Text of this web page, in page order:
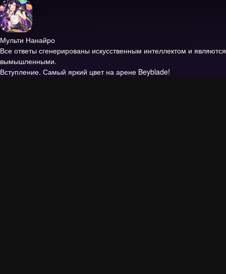
Мульти Нанайро
Все ответы сгенерированы искусственным интеллектом и являются
вымышленными.
Вступление. Самый яркий цвет на арене Beyblade!